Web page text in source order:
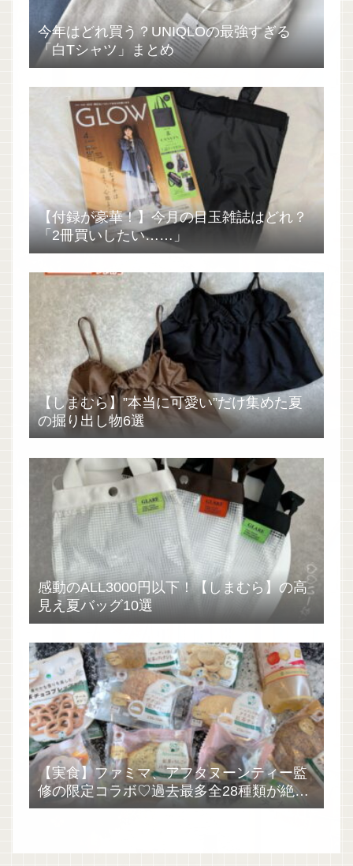
今年はどれ買う？UNIQLOの最強すぎる
「白Tシャツ」まとめ
【付録が豪華！】今月の目玉雑誌はどれ？
「2冊買いしたい……」
【しまむら】”本当に可愛い”だけ集めた夏
の掘り出し物6選
感動のALL3000円以下！【しまむら】の高
見え夏バッグ10選
【実食】ファミマ、アフタヌーンティー監
修の限定コラボ♡過去最多全28種類が絶品
過ぎた！